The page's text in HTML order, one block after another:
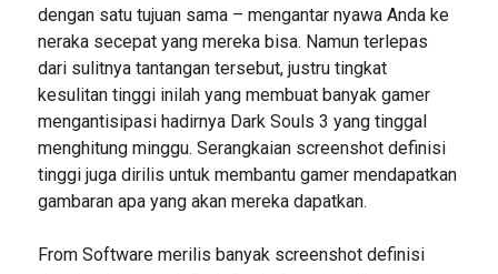
dengan satu tujuan sama – mengantar nyawa Anda ke
neraka secepat yang mereka bisa. Namun terlepas
dari sulitnya tantangan tersebut, justru tingkat
kesulitan tinggi inilah yang membuat banyak gamer
mengantisipasi hadirnya Dark Souls 3 yang tinggal
menghitung minggu. Serangkaian screenshot definisi
tinggi juga dirilis untuk membantu gamer mendapatkan
gambaran apa yang akan mereka dapatkan.
From Software merilis banyak screenshot definisi